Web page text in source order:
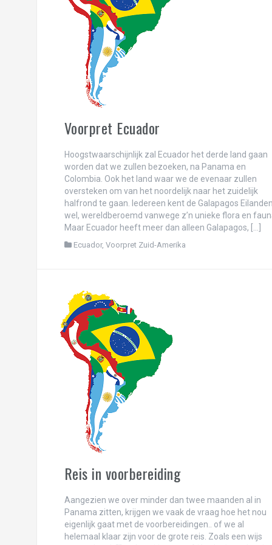
Reisfilmpje binnenland van Colombia
Reisfilmpje Caribisch Colombia!
New York! Concrete jungle where dreams
Ciao ciao principessa! Terugblik op de
Landschaftspark Duisburg: waar
Liefs uit Londen…
Schaapjes tellen in Bristol!
Carnaval in Rio de Janeiro én Oeteldonk!
Het monster Sao Paulo
Iguazú: daar zagen we heel veel water
Te amamos, Buenos Aires (deel 2)…
We <3 Buenos Aires, deel 1
Hoe we onze tanden in Uruguay hebben
Perito Moreno: waar we t ijs bewonderen!
Patagonieuwjaar in Torres del Paine!
Kerst in Pucón: de boom in, de vulkaan
Voorpret Ecuador
Hoogstwaarschijnlijk zal Ecuador het derde land gaan
worden dat we zullen bezoeken, na Panama en
Colombia. Ook het land waar we de evenaar zullen
oversteken om van het noordelijk naar het zuidelijk
halfrond te gaan. Iedereen kent de Galapagos Eilanden
wel, wereldberoemd vanwege z’n unieke flora en
Maar Ecuador heeft meer dan alleen Galapagos, […]
Ecuador, Voorpret Zuid-Amerika
Reis in voorbereiding
Aangezien we over minder dan twee maanden al in
Panama zitten, krijgen we vaak de vraag hoe het nou
eigenlijk gaat met de voorbereidingen.. of we al
helemaal klaar zijn voor de grote reis. Zoals een wijs